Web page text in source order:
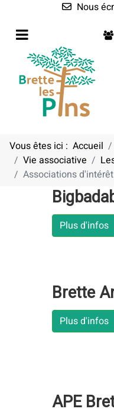
Nous
Vous êtes ici : Accueil
Vie associative
Associations
Plus d'infos
Brette
Plus d'infos
APE